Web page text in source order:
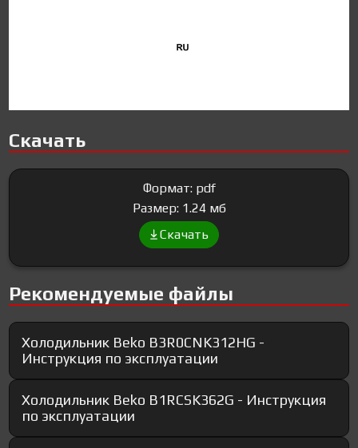
Скачать
Формат: pdf
Размер: 1.24 мб
Скачать
Рекомендуемые файлы
Холодильник Beko B3R0CNK312HG -
Инструкция по эксплуатации
Холодильник Beko B1RCSK362G - Инструкция
по эксплуатации